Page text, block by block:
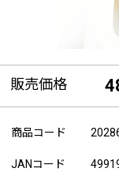
販売価格
商品コード
JANコード